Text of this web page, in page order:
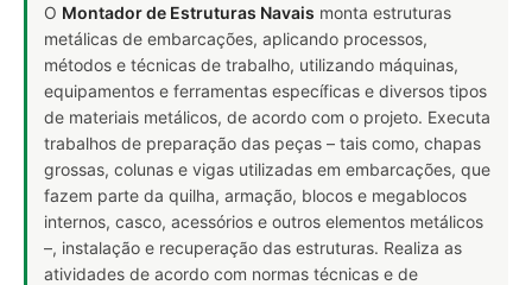
O Montador de Estruturas Navais monta estruturas
metálicas de embarcações, aplicando processos,
métodos e técnicas de trabalho, utilizando máquinas,
equipamentos e ferramentas específicas e diversos tipos
de materiais metálicos, de acordo com o projeto. Executa
trabalhos de preparação das peças – tais como, chapas
grossas, colunas e vigas utilizadas em embarcações, que
fazem parte da quilha, armação, blocos e megablocos
internos, casco, acessórios e outros elementos metálicos
–, instalação e recuperação das estruturas. Realiza as
atividades de acordo com normas técnicas e de